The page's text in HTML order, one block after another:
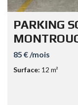
PARKING
85 € /mois
Surface: 12 m²